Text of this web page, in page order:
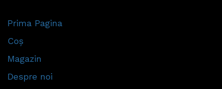
Prima Pagina
Coș
Magazin
Despre noi